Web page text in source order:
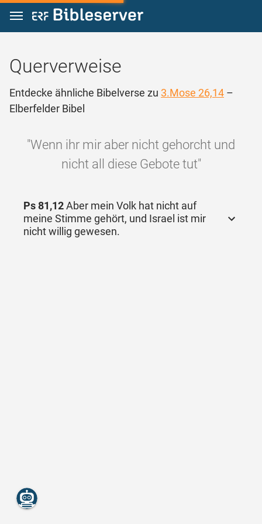
Zum Inhalt springen
Querverweise
Entdecke ähnliche Bibelverse zu 3.Mose 26,14 –
Elberfelder Bibel
"Wenn ihr mir aber nicht gehorcht und
nicht all diese Gebote tut"
Ps 81,12Aber mein Volk hat nicht auf
meine Stimme gehört, und Israel ist mir
nicht willig gewesen.